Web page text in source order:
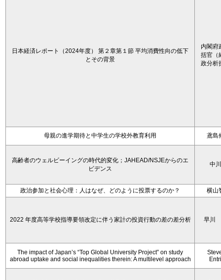
日本経済レポート（2024年度） 第２章第１節 平均消費性向の低下
とその背景
内閣府
括官（
政分析
母親の進学期待と中学生の学校外教育利用 鳶島
高齢者のウェルビーイングの時代的変化；JAHEAD/NSJEからのエ
ビデンス
中
政治参加と社会心理：人はなぜ、どのように投票するのか？ 横山
2022 年度高等学校指導要領改定に伴う家計の投資行動の差の差分析 早川
The impact of Japan’s “Top Global University Project” on study
abroad uptake and social inequalities therein: A multilevel approach